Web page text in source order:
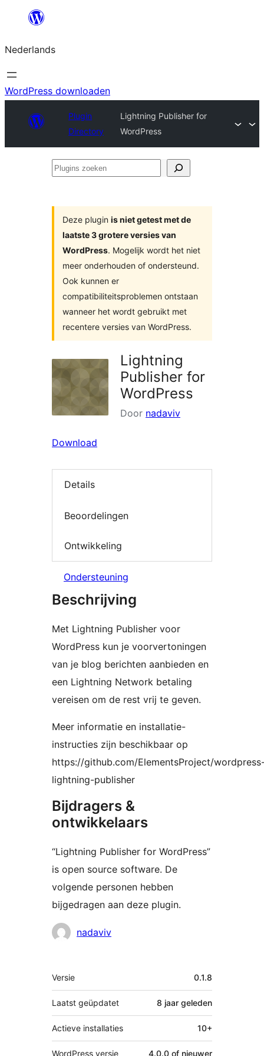
de
inhoud
Nederlands
WordPress downloaden
Plugin
Directory
Lightning Publisher for
WordPress
Plugins
Deze plugin is niet getest met de
laatste 3 grotere versies van
WordPress. Mogelijk wordt het niet
meer onderhouden of ondersteund.
Ook kunnen er
compatibiliteitsproblemen ontstaan
wanneer het wordt gebruikt met
recentere versies van WordPress.
Lightning
Publisher for
WordPress
Door nadaviv
Download
Details
Beoordelingen
Ontwikkeling
Ondersteuning
Beschrijving
Met Lightning Publisher voor
WordPress kun je voorvertoningen
van je blog berichten aanbieden en
een Lightning Network betaling
vereisen om de rest vrij te geven.
Meer informatie en installatie-
instructies zijn beschikbaar op
https://github.com/ElementsProject/
lightning-publisher
Bijdragers &
ontwikkelaars
“Lightning Publisher for WordPress”
is open source software. De
volgende personen hebben
bijgedragen aan deze plugin.
Bijdragers
nadaviv
Meta
Versie 0.1.8
Laatst geüpdatet 8 jaar geleden
Actieve installaties 10+
WordPress versie 4.0.0 of nieuwer